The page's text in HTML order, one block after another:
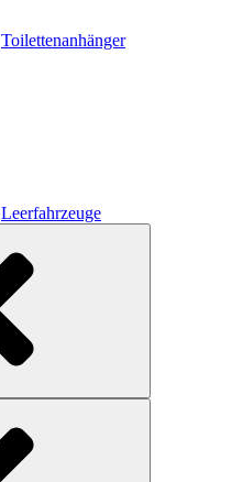
Toilettenanhänger
Leerfahrzeuge